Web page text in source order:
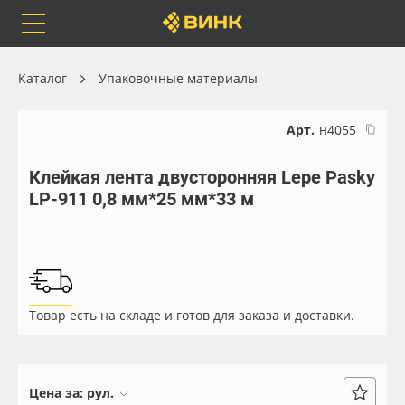
Каталог
Бренды
Доставка
Весь каталог
Самоклеящиеся плёнки
Листовые материалы
Каталог Упаковочные материалы
Арт. н4055
Клейкая лента двусторонняя Lepe Pasky
LP-911 0,8 мм*25 мм*33 м
Товар есть на складе и готов для заказа и доставки.
Цена за: рул.